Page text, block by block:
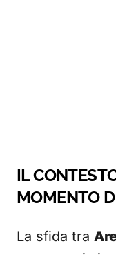
IL
MOMENTO
La sfida tra